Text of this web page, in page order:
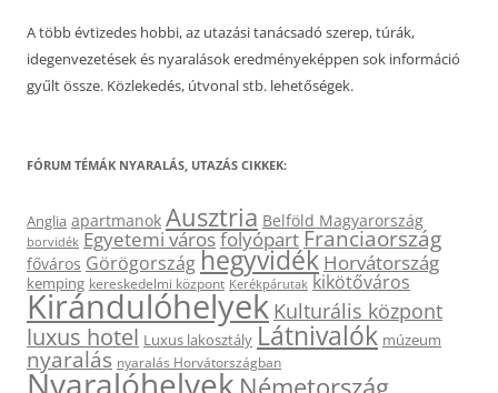
A több évtizedes hobbi, az utazási tanácsadó szerep, túrák,
idegenvezetések és nyaralások eredményeképpen sok információ
gyűlt össze. Közlekedés, útvonal stb. lehetőségek.
FÓRUM TÉMÁK NYARALÁS, UTAZÁS CIKKEK:
Anglia apartmanok Ausztria Belföld Magyarország
borvidék Egyetemi városfolyópartFranciaország
főváros Görögországhegyvidék Horvátország
kemping kereskedelmi központ Kerékpárutak kikötőváros
Kirándulóhelyek Kulturális központ
luxus hotel Luxus lakosztály Látnivalók múzeum
nyaralás nyaralás Horvátországban
Nyaralóhelyek